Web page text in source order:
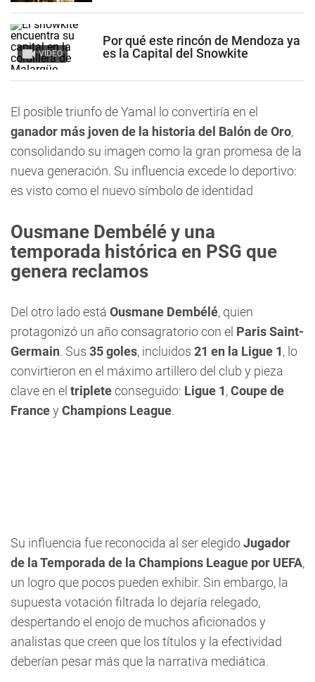
VIDEO
Por qué este rincón de Mendoza ya
es la Capital del Snowkite
El posible triunfo de Yamal lo convertiría en el
ganador más joven de la historia del Balón de Oro,
consolidando su imagen como la gran promesa de la
nueva generación. Su influencia excede lo deportivo:
es visto como el nuevo símbolo de identidad
Ousmane Dembélé y una
temporada histórica en PSG que
genera reclamos
Del otro lado está Ousmane Dembélé, quien
protagonizó un año consagratorio con el Paris Saint-
Germain. Sus 35 goles, incluidos 21 en la Ligue 1, lo
convirtieron en el máximo artillero del club y pieza
clave en el tripleteconseguido: Ligue 1,Coupe de
Francey Champions League.
Su influencia fue reconocida al ser elegidoJugador
de la Temporada de la Champions League por UEFA,
un logro que pocos pueden exhibir. Sin embargo, la
supuesta votación filtrada lo dejaría relegado,
despertando el enojo de muchos aficionados y
analistas que creen que los títulos y la efectividad
deberían pesar más que la narrativa mediática.